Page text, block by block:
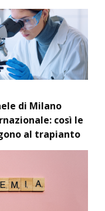
di Milano
così le
al trapianto